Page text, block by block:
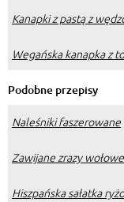
Kanapki z pastą z
Wegańska kanapka z
Podobne przepisy
Naleśniki faszerowane
Zawijane zrazy wołowe
Hiszpańska sałatka